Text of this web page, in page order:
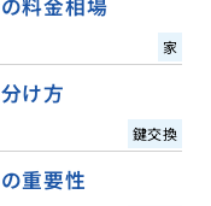
料金相場
家
け方
鍵交換
重要性